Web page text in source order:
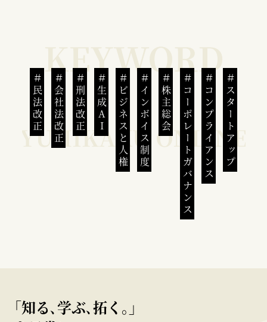
民法改正 会社法改正 刑法改正 生成AI ビジネスと人権インボイス制度 株主総会 コーポレートガバナンスコンプライアンススタートアップ
｢知る､学ぶ､拓く｡｣